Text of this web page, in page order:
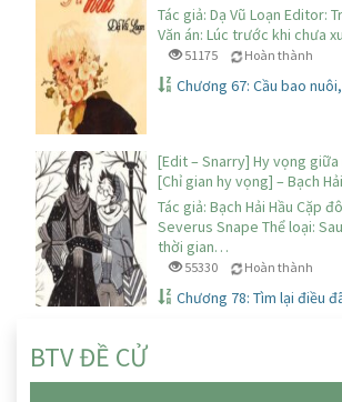
Tác giả: Dạ Vũ Loạn Editor:
Văn án: Lúc trước khi chưa
51175 Hoàn thành
Chương 67: Cầu bao
[Edit – Snarry] Hy vọng
[Chỉ gian hy vọng] – Bạch
Tác giả: Bạch Hải Hầu Cặp
Severus Snape Thể loại:
thời gian…
55330 Hoàn thành
Chương 78: Tìm lại điều
BTV ĐỀ CỬ